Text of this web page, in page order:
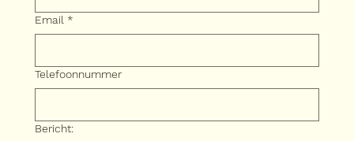
Email *
Telefoonnummer
Bericht: